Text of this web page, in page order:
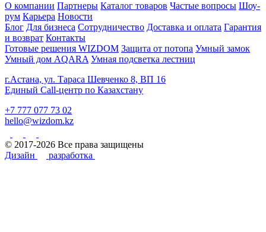
О компании Партнеры Каталог товаров Частые вопросы Шоу-
рум Карьера Новости
Блог Для бизнеса Сотрудничество Доставка и оплата Гарантия
и возврат Контакты
Готовые решения WIZDOM Защита от потопа Умный замок
Умный дом AQARA Умная подсветка лестниц
г.Астана, ул. Тараса Шевченко 8, ВП 16
Единый Call-центр по Казахстану
+7 777 077 73 02
hello@wizdom.kz
© 2017-2026 Все права защищены
Дизайн
разработка